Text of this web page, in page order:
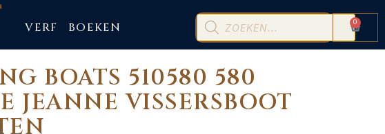
VERF BOEKEN 0
BOATS 510580 580
JEANNE VISSERSBOOT